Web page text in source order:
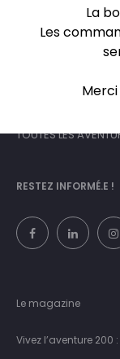
TOUTES LES
RESTEZ INFORMÉ.E !
Le magazine
Vivez l’aventure
La
Les